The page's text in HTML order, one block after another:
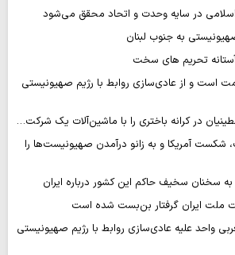
اسلامی در سایه وحدت و اتحاد محقق می‌شود
به جنوب لبنان
تحریم های سخت
است و از عادی‌سازی روابط با رژیم صهیونیستی
در کرانه باختری را با ماشین‌آلات یک شرکت…
شکست آمریکا و به زانو درآمدن صهیونیست‌ها را
سخنان سخیف حاکم این کشور درباره ایران
ملت ایران گرفتار بن‌بست شده است
واحد علیه عادی‌سازی روابط با رژیم صهیونیستی